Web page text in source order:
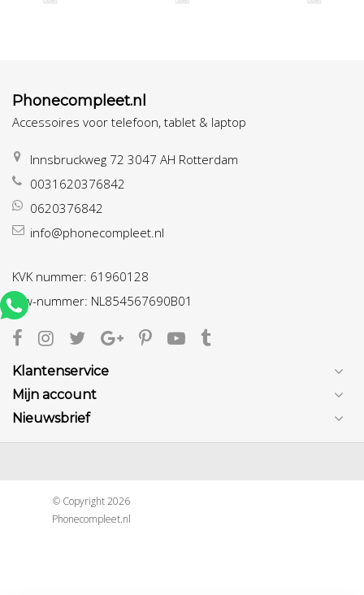
Phonecompleet.nl
Accessoires voor telefoon, tablet & laptop
Innsbruckweg 72 3047 AH Rotterdam
0031620376842
0620376842
info@phonecompleet.nl
KVK nummer: 61960128
btw-nummer: NL854567690B01
Klantenservice
Mijn account
Nieuwsbrief
© Copyright 2026
Phonecompleet.nl